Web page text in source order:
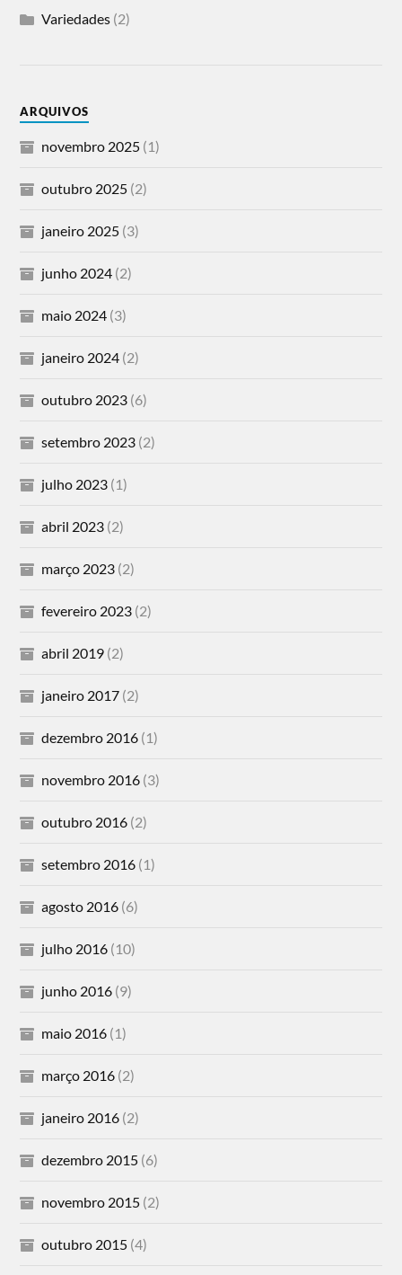
Variedades (2)
ARQUIVOS
novembro 2025 (1)
outubro 2025 (2)
janeiro 2025 (3)
junho 2024 (2)
maio 2024 (3)
janeiro 2024 (2)
outubro 2023 (6)
setembro 2023 (2)
julho 2023 (1)
abril 2023 (2)
março 2023 (2)
fevereiro 2023 (2)
abril 2019 (2)
janeiro 2017 (2)
dezembro 2016 (1)
novembro 2016 (3)
outubro 2016 (2)
setembro 2016 (1)
agosto 2016 (6)
julho 2016 (10)
junho 2016 (9)
maio 2016 (1)
março 2016 (2)
janeiro 2016 (2)
dezembro 2015 (6)
novembro 2015 (2)
outubro 2015 (4)